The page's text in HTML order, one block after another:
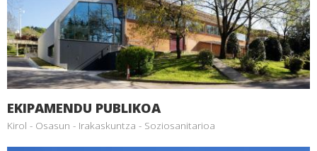
EKIPAMENDU PUBLIKOA
Kirol - Osasun - Irakaskuntza - Soziosanitarioa